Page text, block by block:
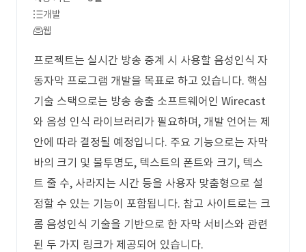
개발
웹
프로젝트는 실시간 방송 중계 시 사용할 음성인식 자
동자막 프로그램 개발을 목표로 하고 있습니다. 핵심
기술 스택으로는 방송 송출 소프트웨어인 Wirecast
와 음성 인식 라이브러리가 필요하며, 개발 언어는 제
안에 따라 결정될 예정입니다. 주요 기능으로는 자막
바의 크기 및 불투명도, 텍스트의 폰트와 크기, 텍스
트 줄 수, 사라지는 시간 등을 사용자 맞춤형으로 설
정할 수 있는 기능이 포함됩니다. 참고 사이트로는 크
롬 음성인식 기술을 기반으로 한 자막 서비스와 관련
된 두 가지 링크가 제공되어 있습니다.